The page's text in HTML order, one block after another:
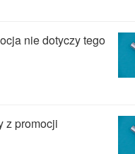
nie dotyczy tego
z promocji